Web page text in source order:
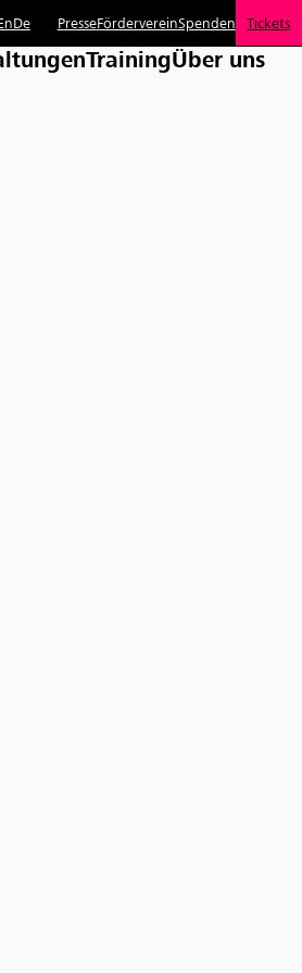
De PresseFördervereinSpenden Tickets
TrainingÜber uns